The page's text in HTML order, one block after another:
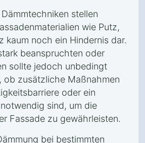
stellen
wie Putz,
kaum noch ein Hindernis dar.
beanspruchten oder
sollte jedoch unbedingt
ob zusätzliche Maßnahmen
oder ein
sind, um die
Fassade zu gewährleisten.
bei bestimmten